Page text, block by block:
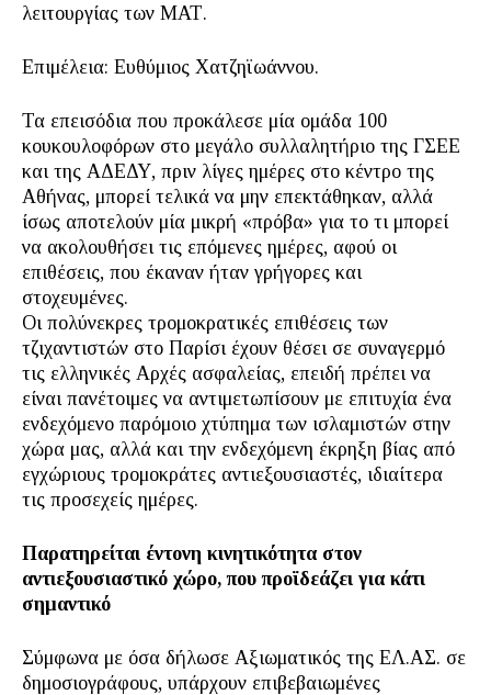
λειτουργίας των ΜΑΤ.
Επιμέλεια: Ευθύμιος Χατζηϊωάννου.
Τα επεισόδια που προκάλεσε μία ομάδα 100
κουκουλοφόρων στο μεγάλο συλλαλητήριο της ΓΣΕΕ
και της ΑΔΕΔΥ, πριν λίγες ημέρες στο κέντρο της
Αθήνας, μπορεί τελικά να μην επεκτάθηκαν, αλλά
ίσως αποτελούν μία μικρή «πρόβα» για το τι μπορεί
να ακολουθήσει τις επόμενες ημέρες, αφού οι
επιθέσεις, που έκαναν ήταν γρήγορες και
στοχευμένες.
Οι πολύνεκρες τρομοκρατικές επιθέσεις των
τζιχαντιστών στο Παρίσι έχουν θέσει σε συναγερμό
τις ελληνικές Αρχές ασφαλείας, επειδή πρέπει να
είναι πανέτοιμες να αντιμετωπίσουν με επιτυχία ένα
ενδεχόμενο παρόμοιο χτύπημα των ισλαμιστών στην
χώρα μας, αλλά και την ενδεχόμενη έκρηξη βίας από
εγχώριους τρομοκράτες αντιεξουσιαστές, ιδιαίτερα
τις προσεχείς ημέρες.
Παρατηρείται έντονη κινητικότητα στον
αντιεξουσιαστικό χώρο, που προϊδεάζει για κάτι
σημαντικό
Σύμφωνα με όσα δήλωσε Αξιωματικός της ΕΛ.ΑΣ. σε
δημοσιογράφους, υπάρχουν επιβεβαιωμένες